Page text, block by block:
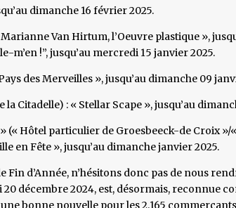
dimanche 16 février 2025.
Van Hirtum, l’Oeuvre plastique »,
m’en !”, jusqu’au mercredi 15 janvier 2025.
des Merveilles », jusqu’au dimanche 09
Citadelle) : « Stellar Scape », jusqu’au
(« Hôtel particulier de Groesbeeck-de Croix »/
en Fête », jusqu’au dimanche janvier 2025.
d’Année, n’hésitons donc pas de nous
décembre 2024, est, désormais, reconnue
bonne nouvelle pour les 2.165